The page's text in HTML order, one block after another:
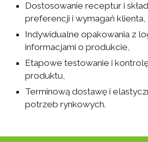
Dostosowanie receptur i
preferencji i wymagań klienta,
Indywidualne opakowania z
informacjami o produkcie,
Etapowe testowanie i
produktu,
Terminową dostawę i
potrzeb rynkowych.